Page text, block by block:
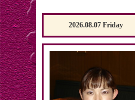
2026.08.07 Friday